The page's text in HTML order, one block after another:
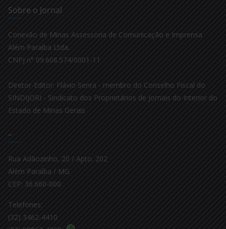
Sobre o Jornal
Conexão de Minas Assessoria de Comunicação e Imprensa
Além Paraíba Ltda.
CNPJ n° 09.608.574/0001-11
Diretor-Editor: Flávio Senra - membro do Conselho Fiscal do
SINDIJORI - Sindicato dos Proprietários de Jornais do Interior do
Estado de Minas Gerais
–
Rua Adãozinho, 20 / Apto. 202
Além Paraíba / MG
CEP: 36.660-000
Telefones:
(32) 3462-4410